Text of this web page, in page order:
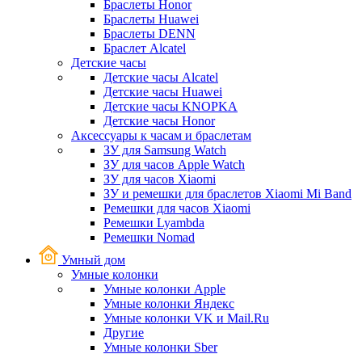
Браслеты Honor
Браслеты Huawei
Браслеты DENN
Браслет Alcatel
Детские часы
Детские часы Alcatel
Детские часы Huawei
Детские часы KNOPKA
Детские часы Honor
Аксессуары к часам и браслетам
ЗУ для Samsung Watch
ЗУ для часов Apple Watch
ЗУ для часов Xiaomi
ЗУ и ремешки для браслетов Xiaomi Mi Band
Ремешки для часов Xiaomi
Ремешки Lyambda
Ремешки Nomad
Умный дом
Умные колонки
Умные колонки Apple
Умные колонки Яндекс
Умные колонки VK и Mail.Ru
Другие
Умные колонки Sber